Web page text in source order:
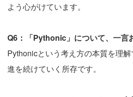
よう心がけています。
Q6：「Pythonic」について、一言
Pythonicという考え方の本質を理
進を続けていく所存です。